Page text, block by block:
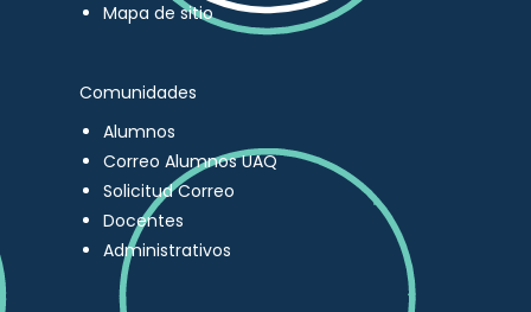
Mapa de sitio
Comunidades
Alumnos
Correo Alumnos UAQ
Solicitud Correo
Docentes
Administrativos